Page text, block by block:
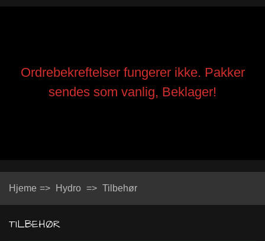
Ordrebekreftelser fungerer ikke. Pakker
sendes som vanlig, Beklager!
Hjeme => Hydro => Tilbehør
TILBEHØR